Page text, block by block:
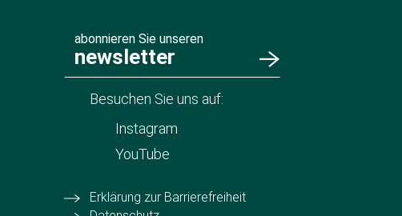
abonnieren Sie unseren
newsletter
Besuchen Sie uns auf:
Instagram
YouTube
Erklärung zur Barrierefreiheit